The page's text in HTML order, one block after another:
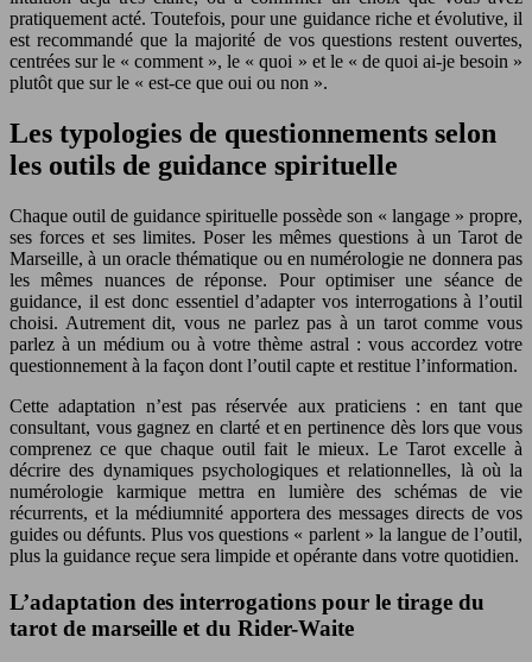
pratiquement acté. Toutefois, pour une guidance riche et évolutive, il
est recommandé que la majorité de vos questions restent ouvertes,
centrées sur le « comment », le « quoi » et le « de quoi ai-je besoin »
plutôt que sur le « est-ce que oui ou non ».
Les typologies de questionnements selon
les outils de guidance spirituelle
Chaque outil de guidance spirituelle possède son « langage » propre,
ses forces et ses limites. Poser les mêmes questions à un Tarot de
Marseille, à un oracle thématique ou en numérologie ne donnera pas
les mêmes nuances de réponse. Pour optimiser une séance de
guidance, il est donc essentiel d’adapter vos interrogations à l’outil
choisi. Autrement dit, vous ne parlez pas à un tarot comme vous
parlez à un médium ou à votre thème astral : vous accordez votre
questionnement à la façon dont l’outil capte et restitue l’information.
Cette adaptation n’est pas réservée aux praticiens : en tant que
consultant, vous gagnez en clarté et en pertinence dès lors que vous
comprenez ce que chaque outil fait le mieux. Le Tarot excelle à
décrire des dynamiques psychologiques et relationnelles, là où la
numérologie karmique mettra en lumière des schémas de vie
récurrents, et la médiumnité apportera des messages directs de vos
guides ou défunts. Plus vos questions « parlent » la langue de l’outil,
plus la guidance reçue sera limpide et opérante dans votre quotidien.
L’adaptation des interrogations pour le tirage du
tarot de marseille et du Rider-Waite